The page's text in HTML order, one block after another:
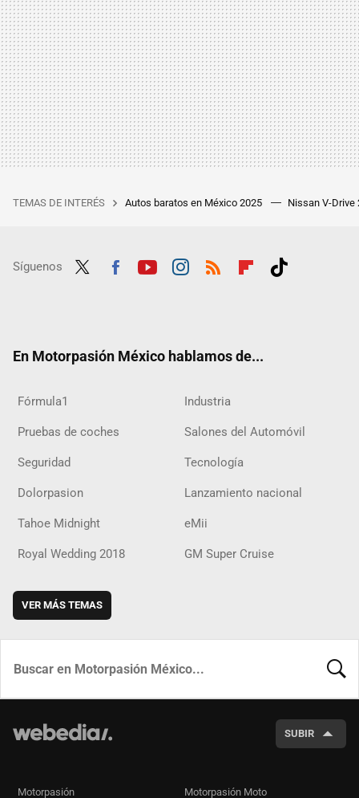
TEMAS DE INTERÉS Autos baratos en México 2025 Nissan V-Drive
Síguenos
En Motorpasión México hablamos de...
Fórmula1 Industria
Pruebas de coches Salones del Automóvil
Seguridad Tecnología
Dolorpasion Lanzamiento nacional
Tahoe Midnight eMii
Royal Wedding 2018 GM Super Cruise
VER MÁS TEMAS
SUBIR
Motorpasión Motorpasión Moto